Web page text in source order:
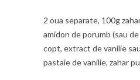
2 oua separate, 100g
amidon de porumb (sau
copt, extract de vanilie
pastaie de vanilie, zahar